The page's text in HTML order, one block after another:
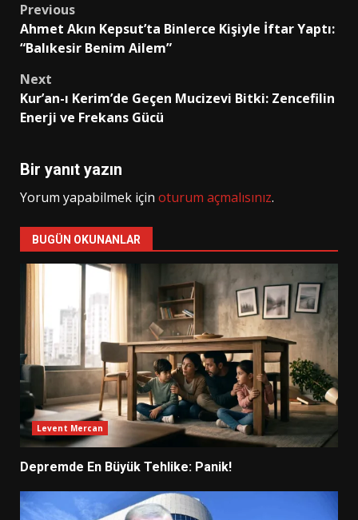
Post
navigation
Previous
Ahmet Akın Kepsut’ta Binlerce Kişiyle İftar Yaptı:
“Balıkesir Benim Ailem”
Next
Kur’an-ı Kerim’de Geçen Mucizevi Bitki: Zencefilin
Enerji ve Frekans Gücü
Bir yanıt yazın
Yorum yapabilmek için oturum açmalısınız.
BUGÜN OKUNANLAR
Levent Mercan
Depremde En Büyük Tehlike: Panik!